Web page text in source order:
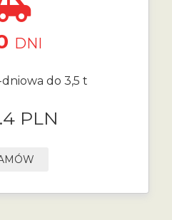
DNI
do 3,5 t
PLN